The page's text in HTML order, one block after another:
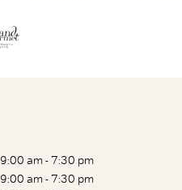
9:00 am - 7:30 pm
9:00 am - 7:30 pm